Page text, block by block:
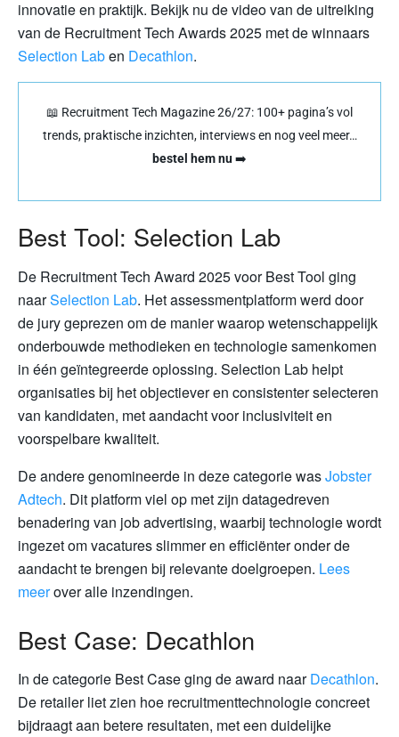
innovatie en praktijk. Bekijk nu de video van de uitreiking
van de Recruitment Tech Awards 2025 met de winnaars
Selection Laben Decathlon.
📖 Recruitment Tech Magazine 26/27: 100+ pagina’s vol
trends, praktische inzichten, interviews en nog veel meer…
bestel hem nu➡️
Best Tool: Selection Lab
De Recruitment Tech Award 2025 voor Best Tool ging
naarSelection Lab. Het assessmentplatform werd door
de jury geprezen om de manier waarop wetenschappelijk
onderbouwde methodieken en technologie samenkomen
in één geïntegreerde oplossing. Selection Lab helpt
organisaties bij het objectiever en consistenter selecteren
van kandidaten, met aandacht voor inclusiviteit en
voorspelbare kwaliteit.
De andere genomineerde in deze categorie wasJobster
Adtech. Dit platform viel op met zijn datagedreven
benadering van job advertising, waarbij technologie wordt
ingezet om vacatures slimmer en efficiënter onder de
aandacht te brengen bij relevante doelgroepen. Lees
meerover alle inzendingen.
Best Case: Decathlon
In de categorie Best Case ging de award naarDecathlon.
De retailer liet zien hoe recruitmenttechnologie concreet
bijdraagt aan betere resultaten, met een duidelijke